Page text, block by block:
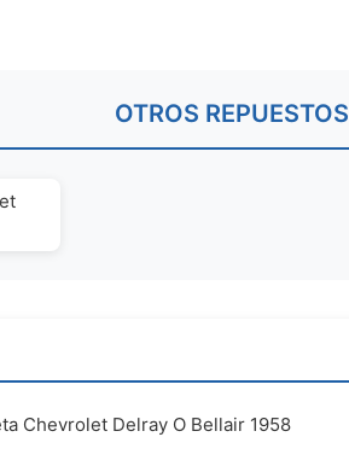
OTROS REPUESTOS
Chevrolet Delray O Bellair 1958